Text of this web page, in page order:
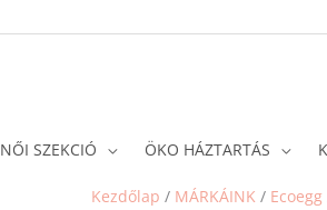
NŐI SZEKCIÓ ÖKO HÁZTARTÁS
Kezdőlap / MÁRKÁINK / Ecoegg